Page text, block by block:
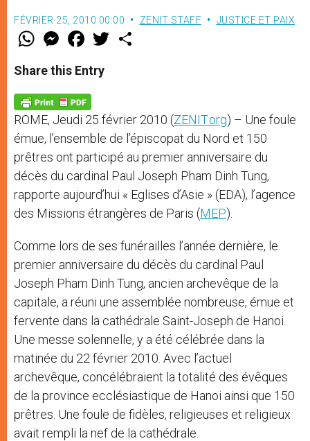
FÉVRIER 25, 2010 00:00 ZENIT STAFF JUSTICE ET PAIX
W
t
s
p
p
M
e
s
e
g
e
r
F
a
e
b
o
k
w
Share this Entry
ROME, Jeudi 25 février 2010 (ZENIT.org) – Une foule
émue, l’ensemble de l’épiscopat du Nord et 150
prêtres ont participé au premier anniversaire du
décès du cardinal Paul Joseph Pham Dinh Tung,
rapporte aujourd’hui « Eglises d’Asie » (EDA), l’agence
des Missions étrangères de Paris (MEP).
Comme lors de ses funérailles l’année dernière, le
premier anniversaire du décès du cardinal Paul
Joseph Pham Dinh Tung, ancien archevêque de la
capitale, a réuni une assemblée nombreuse, émue et
fervente dans la cathédrale Saint-Joseph de Hanoi.
Une messe solennelle, y a été célébrée dans la
matinée du 22 février 2010. Avec l’actuel
archevêque, concélébraient la totalité des évêques
de la province ecclésiastique de Hanoi ainsi que 150
prêtres. Une foule de fidèles, religieuses et religieux
avait rempli la nef de la cathédrale.